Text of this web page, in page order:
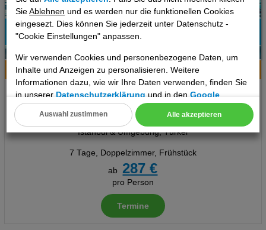
SieAblehnen und es werden nur die funktionellen Cookies
eingesezt. Dies können Sie jederzeit unter Datenschutz -
"Cookie Einstellungen" anpassen.
Wir verwenden Cookies und personenbezogene Daten, um
Inhalte und Anzeigen zu personalisieren. Weitere
Informationen dazu, wie wir Ihre Daten verwenden, finden Sie
in unsererDatenschutzerklärung und in denGoogle
Datenschutz- und Nutzungsbedingungen
Cookie Einstellungen
Alle akzeptieren
Auswahl zustimmen
Hotelinfo Bilder
Grand Vatan Hotel
Istanbul
Istanbul & Umgebung, Türkei
7 Tage, Doppelzimmer, Frühstück
ab
287 €
pro Person
Termine